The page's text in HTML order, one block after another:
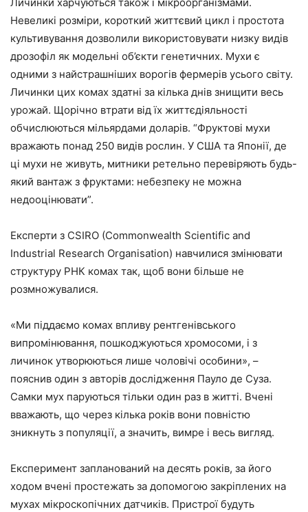
Невеликі розміри, короткий життєвий цикл і простота
культивування дозволили використовувати низку видів
дрозофіл як модельні об’єкти генетичних. Мухи є
одними з найстрашніших ворогів фермерів усього світу.
Личинки цих комах здатні за кілька днів знищити весь
урожай. Щорічно втрати від їх життєдіяльності
обчислюються мільярдами доларів. “Фруктові мухи
вражають понад 250 видів рослин. У США та Японії, де
ці мухи не живуть, митники ретельно перевіряють будь-
який вантаж з фруктами: небезпеку не можна
недооцінювати”.
Експерти з CSIRO (Commonwealth Scientific and
Industrial Research Organisation) навчилися змінювати
структуру РНК комах так, щоб вони більше не
розмножувалися.
«Ми піддаємо комах впливу рентгенівського
випромінювання, пошкоджуються хромосоми, і з
личинок утворюються лише чоловічі особини», –
пояснив один з авторів дослідження Пауло де Суза.
Самки мух паруються тільки один раз в житті. Вчені
вважають, що через кілька років вони повністю
зникнуть з популяції, а значить, вимре і весь вигляд.
Експеримент запланований на десять років, за його
ходом вчені простежать за допомогою закріплених на
мухах мікроскопічних датчиків. Пристрої будуть